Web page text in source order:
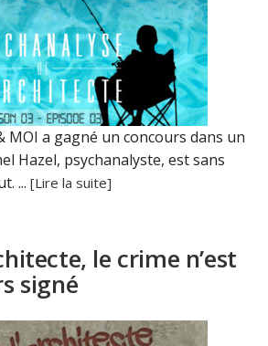
MOI a gagné un concours dans un
Hazel, psychanalyste, est sans
...[Lire la suite]
le crime n’est
signé